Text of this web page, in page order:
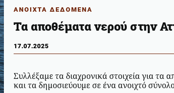
ΑΝΟΙΧΤΑ ΔΕΔΟΜΕΝΑ
Τα αποθέματα νερού στην
17.07.2025
Συλλέξαμε τα διαχρονικά στοιχεία για τα
και τα δημοσιεύουμε σε ένα ανοιχτό